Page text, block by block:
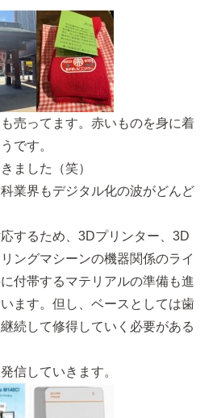
売ってます。赤いものを身に着
です。
ました（笑）
業界もデジタル化の波がどんど
するため、3Dプリンター、3D
ングマシーンの機器関係のライ
付帯するマテリアルの準備も進
ます。但し、ベースとしては歯
続して修得していく必要がある
信していきます。